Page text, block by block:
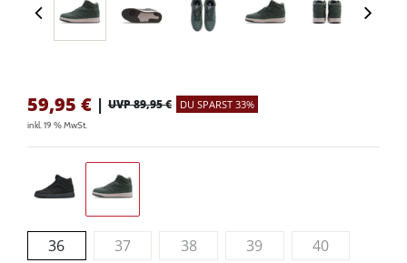
59,95 € | UVP 89,95 € DU SPARST 33%
inkl. 19 % MwSt.
36 37 38 39
40